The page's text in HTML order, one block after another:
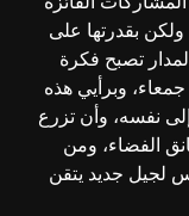
بقدرتها على
تصبح فكرة
وبرأيي هذه
نفسه، وأن تزرع
الفضاء، ومن
لجيل جديد يتقن